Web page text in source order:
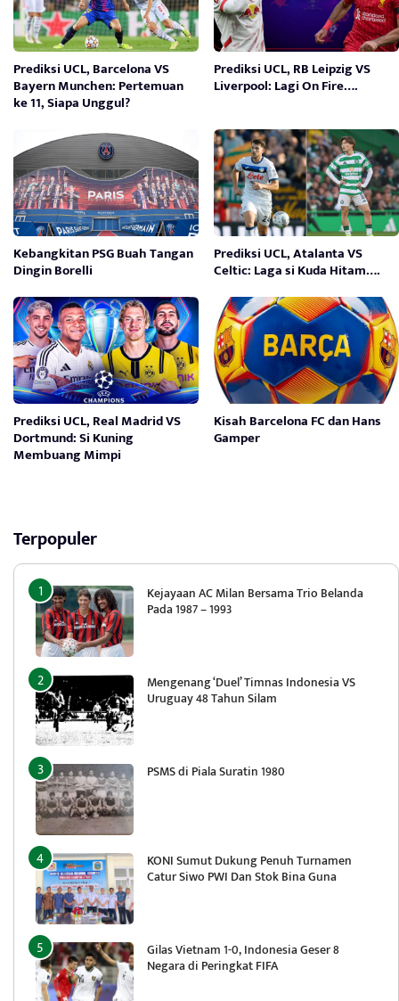
Prediksi UCL, Barcelona VS
Bayern Munchen: Pertemuan
ke 11, Siapa Unggul?
Prediksi UCL, RB Leipzig VS
Liverpool: Lagi On Fire….
Kebangkitan PSG Buah Tangan
Dingin Borelli
Prediksi UCL, Atalanta VS
Celtic: Laga si Kuda Hitam….
Prediksi UCL, Real Madrid VS
Dortmund: Si Kuning
Membuang Mimpi
Kisah Barcelona FC dan Hans
Gamper
Terpopuler
Kejayaan AC Milan Bersama Trio Belanda
Pada 1987 – 1993
Mengenang ‘Duel’ Timnas Indonesia VS
Uruguay 48 Tahun Silam
PSMS di Piala Suratin 1980
KONI Sumut Dukung Penuh Turnamen
Catur Siwo PWI Dan Stok Bina Guna
Gilas Vietnam 1-0, Indonesia Geser 8
Negara di Peringkat FIFA